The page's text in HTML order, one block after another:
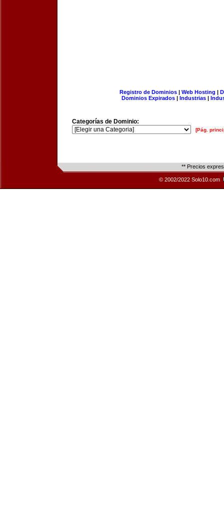
Registro de Dominios| Web Hosting |
Dominios Expirados | Industrias |
Categorías de Dominio:
[Pág.
** Precios
© 2002/2022 Solo10.com